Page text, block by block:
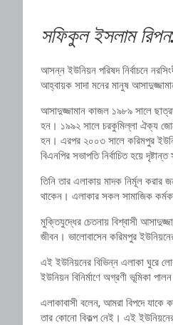
সফিকুল ইসলাম
আসন্ন ইউনিয়ন পরিষদ নির্বাচনে
আহ্বায়ক সাদা মনের মানুষ
আসাদুজ্জামান কাজল ১৯৮৯ সালে
হন। ১৯৯২ সালে চরকুমিল্লা ঐক্য
হন। এরপর ২০০৩ সালে করিমপুর
বিএনপির সভাপতি নির্বাচিত হয়ে
তিনি তার এলাকায় মাদক নির্মূল
থাকেন। এলাকার সকল সামাজিক
মুক্তিযুদ্ধের চেতনায় বিশ্বাসী
জীবন। ভালোবাসেন করিমপুর
এই ইউনিয়নের বিভিন্ন এলাকা ঘুরে
ইউনিয়ন বিনির্মাণে অগ্রণী ভূমিকা
এলাকাবাসী বলেন, আমরা বিপদে যাকে
তার কোনো বিকল্প নেই। এই